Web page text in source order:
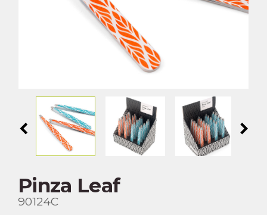
chevron_left chevron_right
Pinza Leaf
90124C